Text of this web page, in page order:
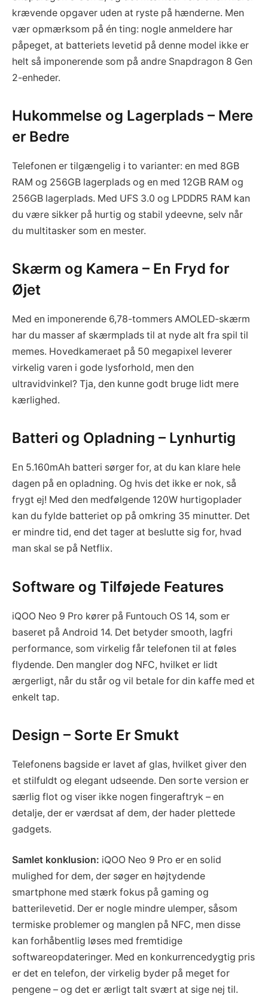
krævende opgaver uden at ryste på hænderne. Men
vær opmærksom på én ting: nogle anmeldere har
påpeget, at batteriets levetid på denne model ikke er
helt så imponerende som på andre Snapdragon 8 Gen
2-enheder.
Hukommelse og Lagerplads – Mere
er Bedre
Telefonen er tilgængelig i to varianter: en med 8GB
RAM og 256GB lagerplads og en med 12GB RAM og
256GB lagerplads. Med UFS 3.0 og LPDDR5 RAM kan
du være sikker på hurtig og stabil ydeevne, selv når
du multitasker som en mester.
Skærm og Kamera – En Fryd for
Øjet
Med en imponerende 6,78-tommers AMOLED-skærm
har du masser af skærmplads til at nyde alt fra spil til
memes. Hovedkameraet på 50 megapixel leverer
virkelig varen i gode lysforhold, men den
ultravidvinkel? Tja, den kunne godt bruge lidt mere
kærlighed.
Batteri og Opladning – Lynhurtig
En 5.160mAh batteri sørger for, at du kan klare hele
dagen på en opladning. Og hvis det ikke er nok, så
frygt ej! Med den medfølgende 120W hurtigoplader
kan du fylde batteriet op på omkring 35 minutter. Det
er mindre tid, end det tager at beslutte sig for, hvad
man skal se på Netflix.
Software og Tilføjede Features
iQOO Neo 9 Pro kører på Funtouch OS 14, som er
baseret på Android 14. Det betyder smooth, lagfri
performance, som virkelig får telefonen til at føles
flydende. Den mangler dog NFC, hvilket er lidt
ærgerligt, når du står og vil betale for din kaffe med et
enkelt tap.
Design – Sorte Er Smukt
Telefonens bagside er lavet af glas, hvilket giver den
et stilfuldt og elegant udseende. Den sorte version er
særlig flot og viser ikke nogen fingeraftryk – en
detalje, der er værdsat af dem, der hader plettede
gadgets.
Samlet konklusion: iQOO Neo 9 Pro er en solid
mulighed for dem, der søger en højtydende
smartphone med stærk fokus på gaming og
batterilevetid. Der er nogle mindre ulemper, såsom
termiske problemer og manglen på NFC, men disse
kan forhåbentlig løses med fremtidige
softwareopdateringer. Med en konkurrencedygtig pris
er det en telefon, der virkelig byder på meget for
pengene – og det er ærligt talt svært at sige nej til.